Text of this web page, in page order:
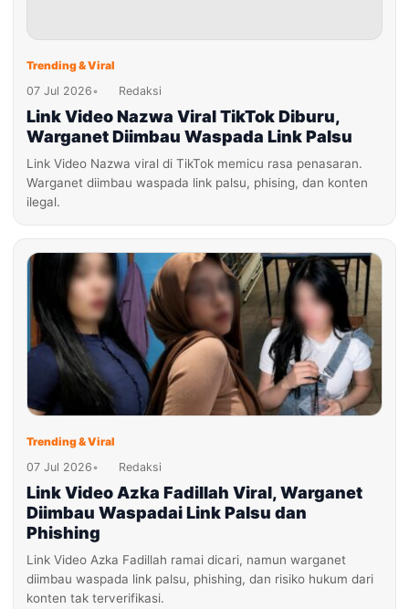
Trending & Viral
07 Jul 2026• Redaksi
Link Video Nazwa Viral TikTok Diburu,
Warganet Diimbau Waspada Link Palsu
Link Video Nazwa viral di TikTok memicu rasa penasaran.
Warganet diimbau waspada link palsu, phising, dan konten
ilegal.
Trending & Viral
07 Jul 2026• Redaksi
Link Video Azka Fadillah Viral, Warganet
Diimbau Waspadai Link Palsu dan
Phishing
Link Video Azka Fadillah ramai dicari, namun warganet
diimbau waspada link palsu, phishing, dan risiko hukum dari
konten tak terverifikasi.